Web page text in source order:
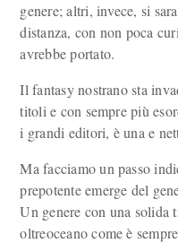
genere; altri, invece, si
distanza, con non poca
avrebbe portato.
Il fantasy nostrano sta
titoli e con sempre più
i grandi editori, è una e
Ma facciamo un passo
prepotente emerge del
Un genere con una solida
oltreoceano come è